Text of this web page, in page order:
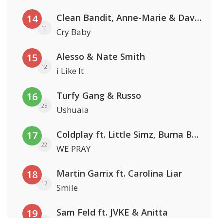
14
11
Clean Bandit, Anne-Marie & David Guetta
Cry Baby
15
12
Alesso & Nate Smith
i Like It
16
25
Turfy Gang & Russo
Ushuaia
17
22
Coldplay ft. Little Simz, Burna Boy, Elyanna & Tini
WE PRAY
18
17
Martin Garrix ft. Carolina Liar
Smile
19 Sam Feld ft. JVKE & Anitta